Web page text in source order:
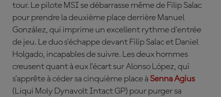
tour. Le pilote MSI se débarrasse même de Filip Salac
pour prendre la deuxième place derrière Manuel
González, qui imprime un excellent rythme d'entrée
de jeu. Le duo s'échappe devant Filip Salac et Daniel
Holgado, incapables de suivre. Les deux hommes
creusent quant à eux l'écart sur Alonso López, qui
s'apprête à céder sa cinquième place à Senna Agius
(Liqui Moly Dynavolt Intact GP) pour purger sa